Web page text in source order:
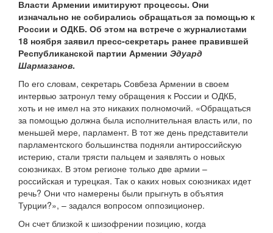
Власти Армении имитируют процессы. Они
изначально не собирались обращаться за помощью к
России и ОДКБ. Об этом на встрече с журналистами
18 ноября заявил пресс-секретарь ранее правившей
Республиканской партии Армении Эдуард
Шармазанов.
По его словам, секретарь Совбеза Армении в своем
интервью затронул тему обращения к России и ОДКБ,
хоть и не имел на это никаких полномочий. «Обращаться
за помощью должна была исполнительная власть или, по
меньшей мере, парламент. В тот же день представители
парламентского большинства подняли антироссийскую
истерию, стали трясти пальцем и заявлять о новых
союзниках. В этом регионе только две армии –
российская и турецкая. Так о каких новых союзниках идет
речь? Они что намерены были прыгнуть в объятия
Турции?», – задался вопросом оппозиционер.
Он счет близкой к шизофрении позицию, когда